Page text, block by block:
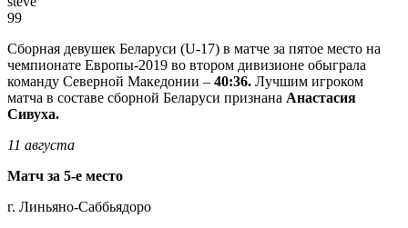
99
Сборная девушек Беларуси (U-17) в матче за пятое место на
чемпионате Европы-2019 во втором дивизионе обыграла
команду Северной Македонии – 40:36. Лучшим игроком
матча в составе сборной Беларуси признана Анастасия
Сивуха.
11 августа
Матч за 5-е место
г. Линьяно-Саббьядоро